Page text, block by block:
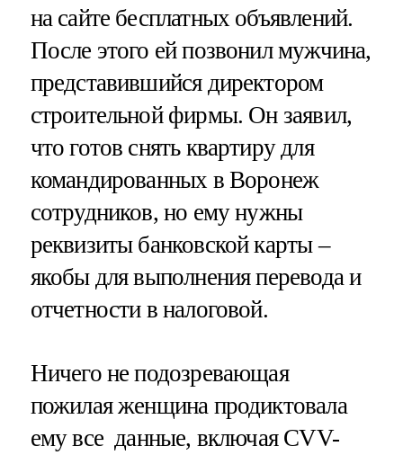
на сайте бесплатных объявлений.
После этого ей позвонил мужчина,
представившийся директором
строительной фирмы. Он заявил,
что готов снять квартиру для
командированных в Воронеж
сотрудников, но ему нужны
реквизиты банковской карты –
якобы для выполнения перевода и
отчетности в налоговой.
Ничего не подозревающая
пожилая женщина продиктовала
ему все данные, включая CVV-